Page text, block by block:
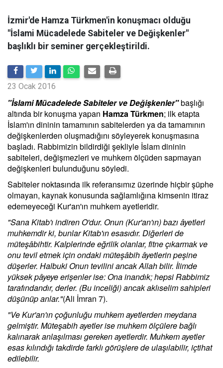
İzmir'de Hamza Türkmen'in konuşmacı olduğu
"İslami Mücadelede Sabiteler ve Değişkenler"
başlıklı bir seminer gerçekleştirildi.
23 Ocak 2016
"İslami Mücadelede Sabiteler ve Değişkenler"başlığı
altında bir konuşma yapan Hamza Türkmen; ilk etapta
İslam'ın dininin tamamının sabitelerden ya da tamamının
değişkenlerden oluşmadığını söyleyerek konuşmasına
başladı. Rabbimizin bildirdiği şekliyle İslam dininin
sabiteleri, değişmezleri ve muhkem ölçüden sapmayan
değişkenleri bulunduğunu söyledi.
Sabiteler noktasında ilk referansımız üzerinde hiçbir şüphe
olmayan, kaynak konusunda sağlamlığına kimsenin itiraz
edemeyeceği Kur'an'ın muhkem ayetleridir.
"Sana Kitab'ı indiren O'dur. Onun (Kur'an'ın) bazı âyetleri
muhkemdir ki, bunlar Kitab'ın esasıdır. Diğerleri de
müteşâbihtir. Kalplerinde eğrilik olanlar, fitne çıkarmak ve
onu tevil etmek için ondaki müteşâbih âyetlerin peşine
düşerler. Halbuki Onun tevilini ancak Allah bilir. İlimde
yüksek pâyeye erişenler ise: Ona inandık; hepsi Rabbimiz
tarafındandır, derler. (Bu inceliği) ancak aklıselim sahipleri
düşünüp anlar."(Ali İmran 7).
"Ve Kur'an'ın çoğunluğu muhkem ayetlerden meydana
gelmiştir. Müteşabih ayetler ise muhkem ölçülere bağlı
kalınarak anlaşılması gereken ayetlerdir. Muhkem ayetler
esas kılındığı takdirde farklı görüşlere de ulaşılabilir, içtihat
edilebilir.